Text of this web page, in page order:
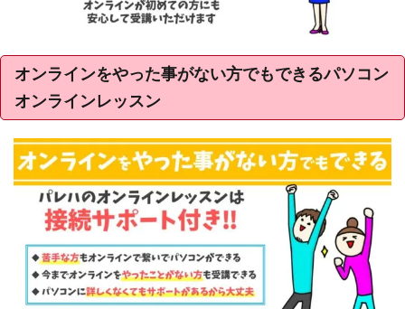
オンラインをやった事がない方でもできるパソコン
オンラインレッスン